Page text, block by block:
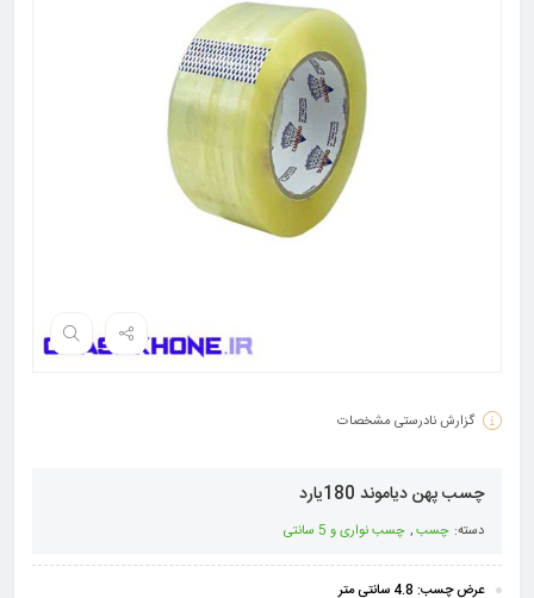
گزارش نادرستی مشخصات
چسب پهن دیاموند 180یارد
دسته: چسب, چسب نواری و 5 سانتی
عرض چسب: 4.8 سانتی متر